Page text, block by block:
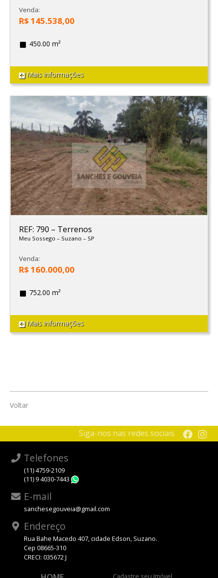
Venda:
R$ 145.538,00
450.00 m²
Mais informações
REF: 790 – Terrenos
Meu Sossego – Suzano – SP
Venda:
R$ 160.000,00
752.00 m²
Mais informações
Voltar
Siga-nos nas redes sociais
Telefones
(11) 4759-2109
(11) 9 4030-7443
E-mail
sanchesegouveia@gmail.com
Endereço
Rua Bahe Macedo 407, cidade Edson, Suzano.
Cep 08665-310
CRECI: 035672 J
Cadastre seu Imóvel